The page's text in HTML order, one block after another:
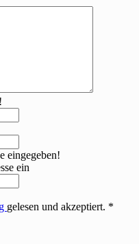
eingegeben!
ein
gelesen und akzeptiert. *